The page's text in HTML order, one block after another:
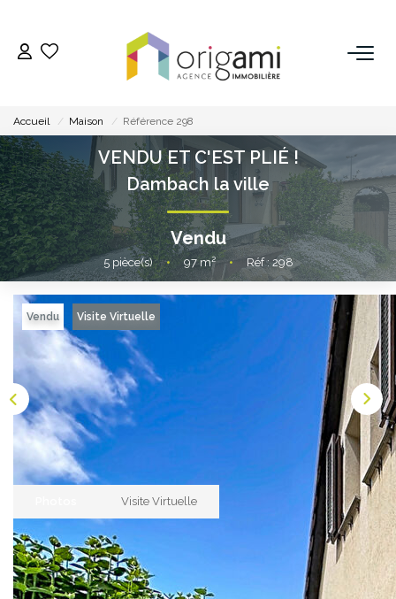
ACHETER
LOUER
VENDRE
Pourquoi Nous Choisir ?
Nos Biens Vendus
GESTION
NOS AGENCES
Notre Philosophie
Vos Avis
Accueil Maison Référence 298
VENDU ET C'EST PLIÉ !
Dambach la ville
Vendu
5pièce(s) • 97m² • Réf : 298
Vendu Visite Virtuelle
Visite Virtuelle